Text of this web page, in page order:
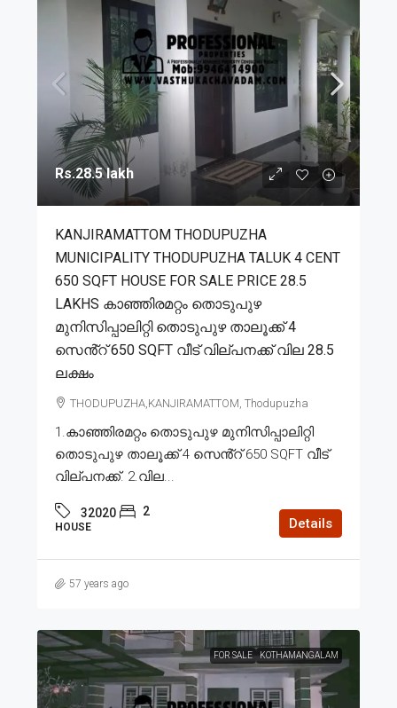
Rs.28.5 lakh
KANJIRAMATTOM THODUPUZHA
MUNICIPALITY THODUPUZHA TALUK 4 CENT
650 SQFT HOUSE FOR SALE PRICE 28.5
LAKHS കാഞ്ഞിരമറ്റം തൊടുപുഴ
മുനിസിപ്പാലിറ്റി തൊടുപുഴ താലൂക്ക് 4
സെൻ്റ് 650 SQFT വീട് വില്പനക്ക് വില 28.5
ലക്ഷം
THODUPUZHA,KANJIRAMATTOM, Thodupuzha
1.കാഞ്ഞിരമറ്റം തൊടുപുഴ മുനിസിപ്പാലിറ്റി
തൊടുപുഴ താലൂക്ക് 4 സെൻ്റ് 650 SQFT വീട്
വില്പനക്ക്. 2.വില...
32020 2
HOUSE Details
57 years ago
FOR SALE KOTHAMANGALAM